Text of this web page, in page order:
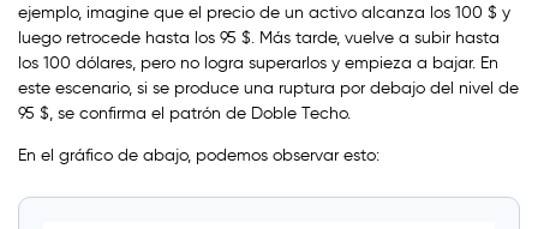
ejemplo, imagine que el precio de un activo alcanza los 100 $ y
luego retrocede hasta los 95 $. Más tarde, vuelve a subir hasta
los 100 dólares, pero no logra superarlos y empieza a bajar. En
este escenario, si se produce una ruptura por debajo del nivel de
95 $, se confirma el patrón de Doble Techo.
En el gráfico de abajo, podemos observar esto: